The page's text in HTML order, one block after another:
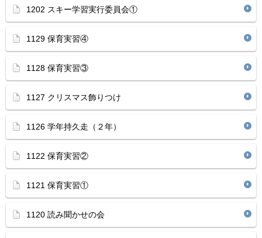
1202 スキー学習実行委員会①
1129 保育実習④
1128 保育実習③
1127 クリスマス飾りつけ
1126 学年持久走（２年）
1122 保育実習②
1121 保育実習①
1120 読み聞かせの会